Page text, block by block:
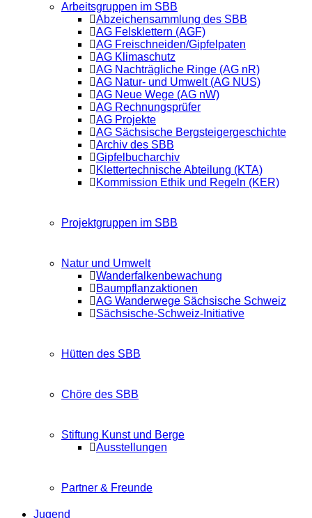
Arbeitsgruppen im SBB
Abzeichensammlung des SBB
AG Felsklettern (AGF)
AG Freischneiden/Gipfelpaten
AG Klimaschutz
AG Nachträgliche Ringe (AG nR)
AG Natur- und Umwelt (AG NUS)
AG Neue Wege (AG nW)
AG Rechnungsprüfer
AG Projekte
AG Sächsische Bergsteigergeschichte
Archiv des SBB
Gipfelbucharchiv
Klettertechnische Abteilung (KTA)
Kommission Ethik und Regeln (KER)
Projektgruppen im SBB
Natur und Umwelt
Wanderfalkenbewachung
Baumpflanzaktionen
AG Wanderwege Sächsische Schweiz
Sächsische-Schweiz-Initiative
Hütten des SBB
Chöre des SBB
Stiftung Kunst und Berge
Ausstellungen
Partner & Freunde
Jugend